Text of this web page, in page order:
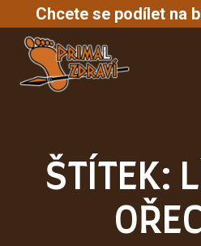
Chcete se podílet na
ŠTÍTEK: